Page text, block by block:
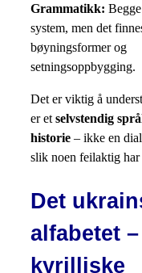
Grammatikk:
system, men det
bøyningsformer og
setningsoppbygging.
Det er viktig å
er et selvstendig
historie – ikke en
slik noen feilaktig har
Det
alfabetet –
kyrilliske